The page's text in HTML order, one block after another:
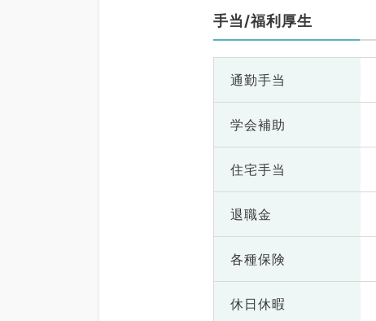
手当/福利厚生
通勤手当
学会補助
住宅手当
退職金
各種保険
休日休暇